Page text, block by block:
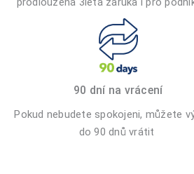
90 dní na vrácení
Pokud nebudete spokojeni, můžete
do 90 dnů vrátit